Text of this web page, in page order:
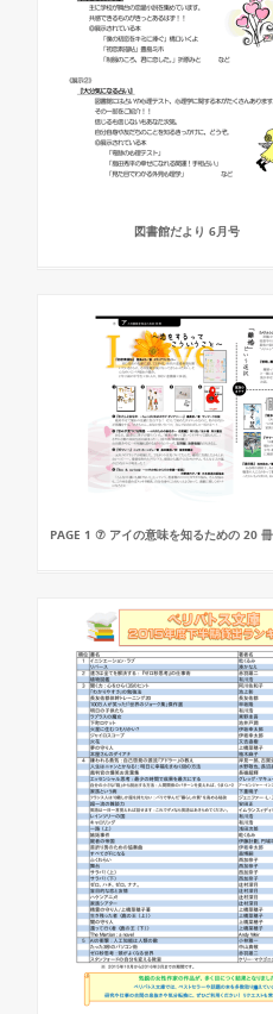
図書館だより 6月号
PAGE 1 ⑦ アイの意味を知るための 20